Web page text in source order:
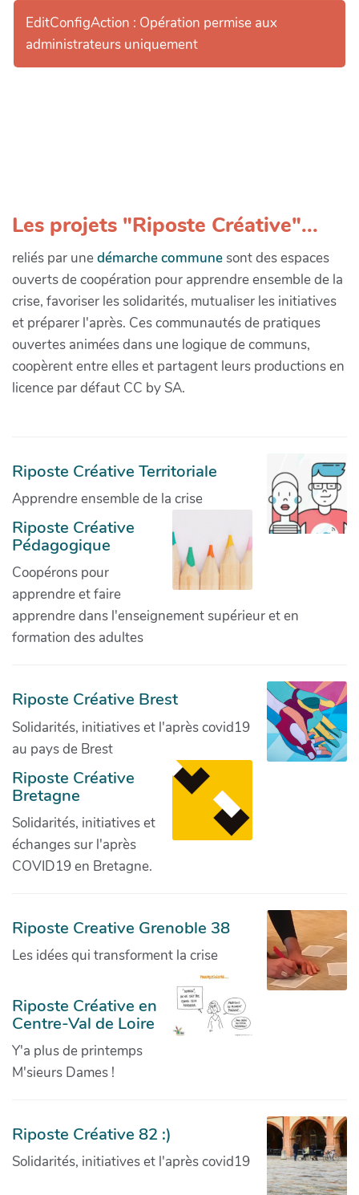
EditConfigAction : Opération permise aux
administrateurs uniquement